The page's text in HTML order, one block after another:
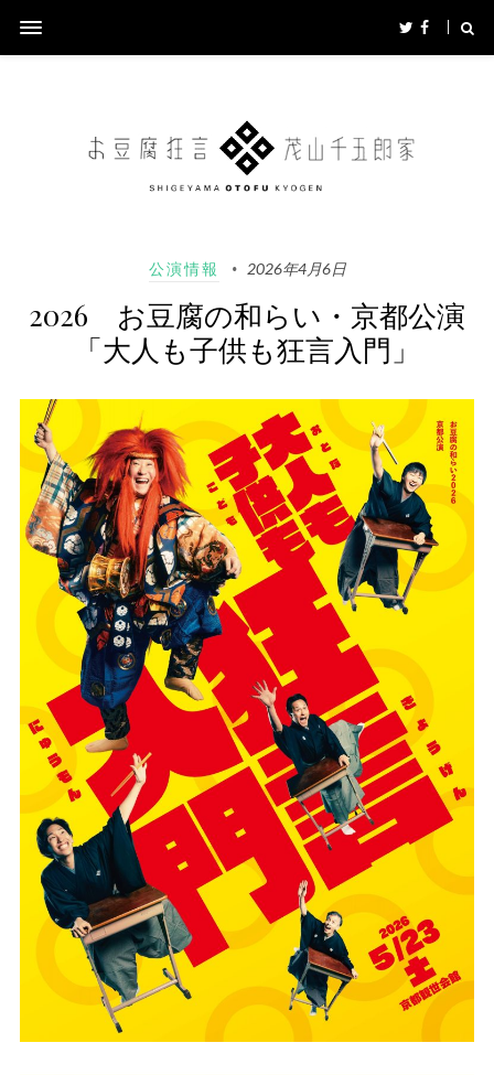
公演情報 2026年4月6日
2026 お豆腐の和らい・京都公演
「大人も子供も狂言入門」